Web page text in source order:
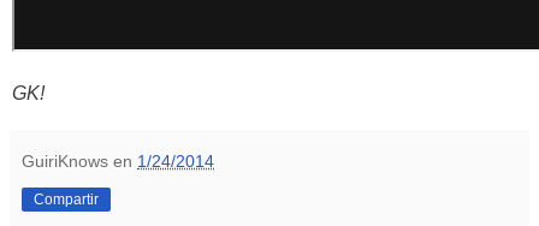
GK!
GuiriKnows en 1/24/2014
Compartir